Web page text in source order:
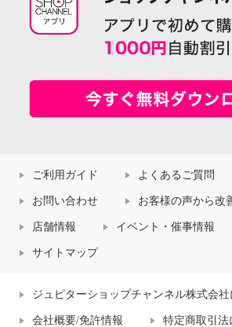
ご利用ガイド よくあるご質問
お問い合わせ お客様の声から改
店舗情報 イベント・催事情報
サイトマップ
ジュピターショップチャンネル株式会社
会社概要/免許情報 特定商取引法